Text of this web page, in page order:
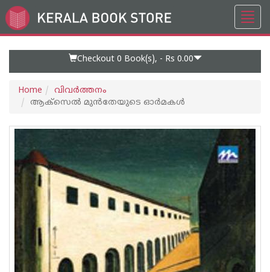
Go
to
Checkout 0 Book(s), - Rs 0.00
Home
വിവര്‍ത്തനം
ആക്‌സെല്‍ മുന്‍തേയുടെ ഓര്‍മകള്‍